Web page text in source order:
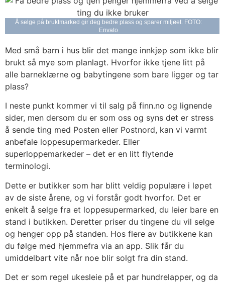
Å selge på bruktmarked gir deg bedre plass og sparer miljøet. FOTO:
Envato
Med små barn i hus blir det mange innkjøp som ikke blir
brukt så mye som planlagt. Hvorfor ikke tjene litt på
alle barneklærne og babytingene som bare ligger og tar
plass?
I neste punkt kommer vi til salg på finn.no og lignende
sider, men dersom du er som oss og syns det er stress
å sende ting med Posten eller Postnord, kan vi varmt
anbefale loppesupermarkeder. Eller
superloppemarkeder – det er en litt flytende
terminologi.
Dette er butikker som har blitt veldig populære i løpet
av de siste årene, og vi forstår godt hvorfor. Det er
enkelt å selge fra et loppesupermarked, du leier bare en
stand i butikken. Deretter priser du tingene du vil selge
og henger opp på standen. Hos flere av butikkene kan
du følge med hjemmefra via an app. Slik får du
umiddelbart vite når noe blir solgt fra din stand.
Det er som regel ukesleie på et par hundrelapper, og da